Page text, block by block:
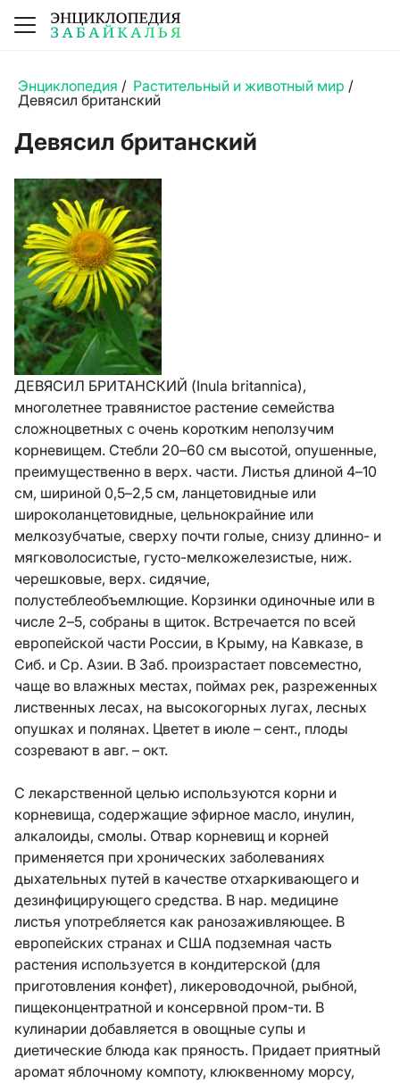
Энциклопедия / Растительный и животный мир /
Девясил британский
Девясил британский
ДЕВЯСИЛ БРИТАНСКИЙ (Inula britannica),
многолетнее травянистое растение семейства
сложноцветных с очень коротким неползучим
корневищем. Стебли 20–60 см высотой, опушенные,
преимущественно в верх. части. Листья длиной 4–10
см, шириной 0,5–2,5 см, ланцетовидные или
широколанцетовидные, цельнокрайние или
мелкозубчатые, сверху почти голые, снизу длинно- и
мягковолосистые, густо-мелкожелезистые, ниж.
черешковые, верх. сидячие,
полустеблеобъемлющие. Корзинки одиночные или в
числе 2–5, собраны в щиток. Встречается по всей
европейской части России, в Крыму, на Кавказе, в
Сиб. и Ср. Азии. В Заб. произрастает повсеместно,
чаще во влажных местах, поймах рек, разреженных
лиственных лесах, на высокогорных лугах, лесных
опушках и полянах. Цветет в июле – сент., плоды
созревают в авг. – окт.
С лекарственной целью используются корни и
корневища, содержащие эфирное масло, инулин,
алкалоиды, смолы. Отвар корневищ и корней
применяется при хронических заболеваниях
дыхательных путей в качестве отхаркивающего и
дезинфицирующего средства. В нар. медицине
листья употребляется как ранозаживляющее. В
европейских странах и США подземная часть
растения используется в кондитерской (для
приготовления конфет), ликероводочной, рыбной,
пищеконцентратной и консервной пром-ти. В
кулинарии добавляется в овощные супы и
диетические блюда как пряность. Придает приятный
аромат яблочному компоту, клюквенному морсу,